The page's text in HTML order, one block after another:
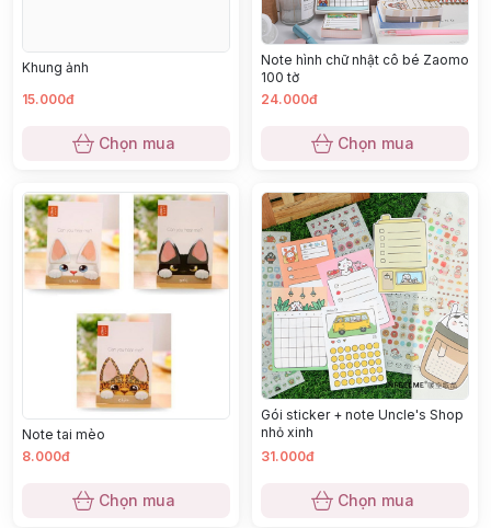
Khung ảnh
15.000đ
Chọn mua
Note hình chữ nhật cô bé Zaomo
100 tờ
24.000đ
Chọn mua
Note tai mèo
8.000đ
Chọn mua
Gói sticker + note Uncle's Shop
nhỏ xinh
31.000đ
Chọn mua